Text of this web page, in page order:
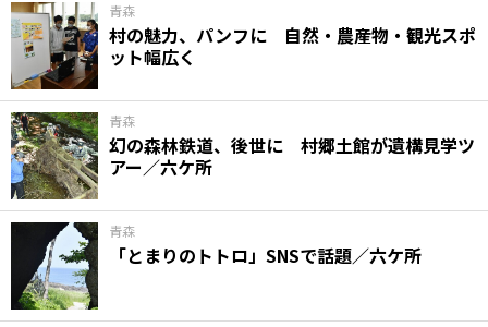
青森
村の魅力、パンフに 自然・農産物・観光スポ
ット幅広く
青森
幻の森林鉄道、後世に 村郷土館が遺構見学ツ
アー／六ケ所
青森
「とまりのトトロ」SNSで話題／六ケ所